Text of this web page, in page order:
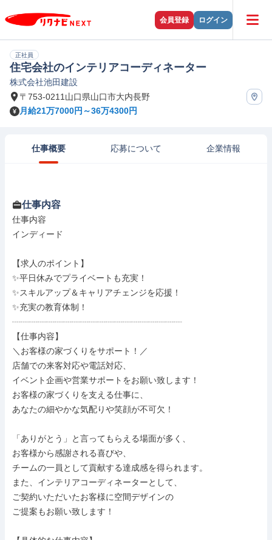
会員登録 ログイン
正社員
住宅会社のインテリアコーディネーター
株式会社池田建設
〒753-0211山口県山口市大内長野
月給21万7000円～36万4300円
仕事概要 応募について 企業情報
仕事内容
仕事内容
インディード
【求人のポイント】
✨平日休みでプライベートも充実！
✨スキルアップ＆キャリアチェンジを応援！
✨充実の教育体制！
┈┈┈┈┈┈┈┈┈┈┈┈┈┈┈┈┈┈┈┈
【仕事内容】
＼お客様の家づくりをサポート！／
店舗での来客対応や電話対応、
イベント企画や営業サポートをお願い致します！
お客様の家づくりを支える仕事に、
あなたの細やかな気配りや笑顔が不可欠！
「ありがとう」と言ってもらえる場面が多く、
お客様から感謝される喜びや、
チームの一員として貢献する達成感を得られます。
また、インテリアコーディネーターとして、
ご契約いただいたお客様に空間デザインの
ご提案もお願い致します！